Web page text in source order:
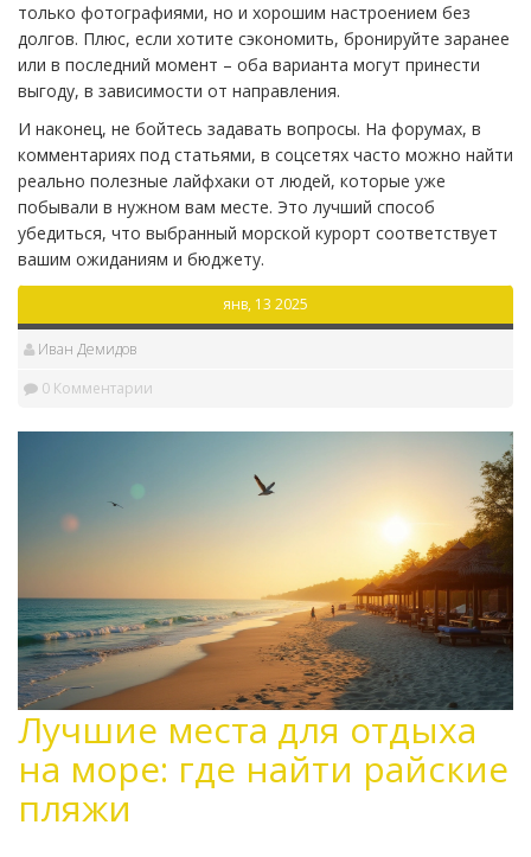
только фотографиями, но и хорошим настроением без
долгов. Плюс, если хотите сэкономить, бронируйте заранее
или в последний момент – оба варианта могут принести
выгоду, в зависимости от направления.
И наконец, не бойтесь задавать вопросы. На форумах, в
комментариях под статьями, в соцсетях часто можно найти
реально полезные лайфхаки от людей, которые уже
побывали в нужном вам месте. Это лучший способ
убедиться, что выбранный морской курорт соответствует
вашим ожиданиям и бюджету.
янв, 13 2025
Иван Демидов
0 Комментарии
Лучшие места для отдыха
на море: где найти райские
пляжи